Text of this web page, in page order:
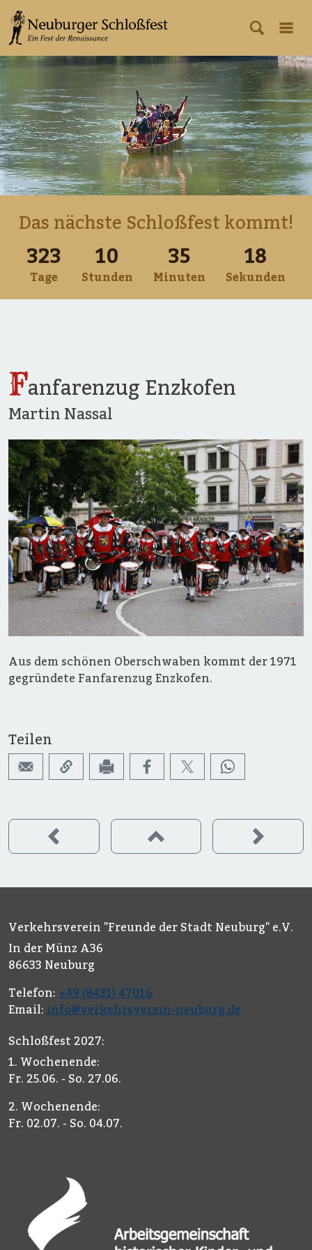
Das nächste Schloßfest kommt!
323
Tage
10
Stunden
35
Minuten
18
Sekunden
Fanfarenzug Enzkofen
Martin Nassal
Aus dem schönen Oberschwaben kommt der 1971
gegründete Fanfarenzug Enzkofen.
Teilen
Verkehrsverein "Freunde der Stadt Neuburg" e.V.
In der Münz A36
86633 Neuburg
Telefon: +49 (8431) 47016
Email: info@verkehrsverein-neuburg.de
Schloßfest 2027:
1. Wochenende:
Fr. 25.06. - So. 27.06.
2. Wochenende:
Fr. 02.07. - So. 04.07.